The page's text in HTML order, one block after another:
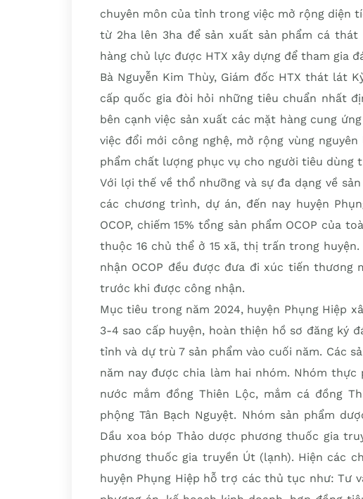
chuyên môn của tỉnh trong việc mở rộng diện
từ 2ha lên 3ha để sản xuất sản phẩm cá
hàng chủ lực được HTX xây dựng để tham gia
Bà Nguyễn Kim Thùy, Giám đốc HTX thát lát
cấp quốc gia đòi hỏi những tiêu chuẩn nhất
bên cạnh việc sản xuất các mặt hàng cung
việc đổi mới công nghệ, mở rộng vùng
phẩm chất lượng phục vụ cho người tiêu dùng
Với lợi thế về thổ nhưỡng và sự đa dạng về
các chương trình, dự án, đến nay huyện
OCOP, chiếm 15% tổng sản phẩm OCOP của
thuộc 16 chủ thể ở 15 xã, thị trấn trong
nhận OCOP đều được đưa đi xúc tiến thương
trước khi được công nhận.
Mục tiêu trong năm 2024, huyện Phụng Hiệp
3-4 sao cấp huyện, hoàn thiện hồ sơ đăng ký
tỉnh và dự trù 7 sản phẩm vào cuối năm. Các
năm nay được chia làm hai nhóm. Nhóm thực
nước mắm đồng Thiên Lộc, mắm cá đồng
phộng Tân Bạch Nguyệt. Nhóm sản phẩm
Dầu xoa bóp Thảo dược phương thuốc gia
phương thuốc gia truyền Út (lạnh). Hiện các
huyện Phụng Hiệp hỗ trợ các thủ tục như: Tư